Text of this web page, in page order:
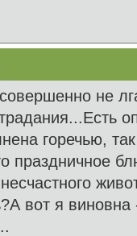
не
горечью,
праздничное
несчастного
вот я